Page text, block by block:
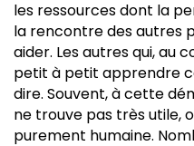
les ressources dont la
la rencontre des autres
aider. Les autres qui, au
petit à petit apprendre
dire. Souvent, à cette
ne trouve pas très utile,
purement humaine.